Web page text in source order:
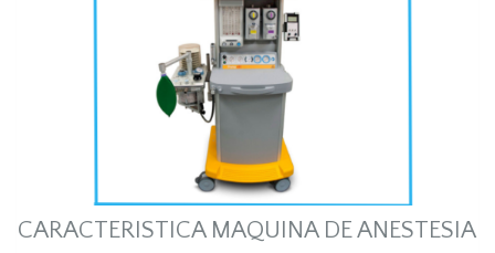
CARACTERISTICA MAQUINA DE ANESTESIA